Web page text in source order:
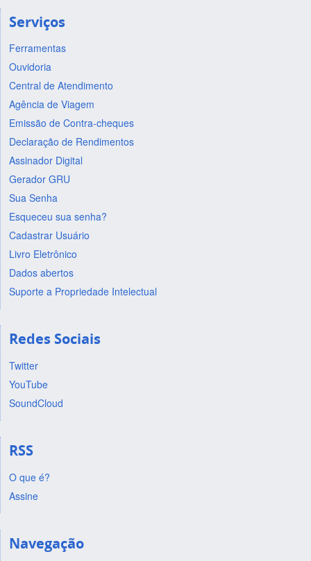
Serviços
Ferramentas
Ouvidoria
Central de Atendimento
Agência de Viagem
Emissão de Contra-cheques
Declaração de Rendimentos
Assinador Digital
Gerador GRU
Sua Senha
Esqueceu sua senha?
Cadastrar Usuário
Livro Eletrônico
Dados abertos
Suporte a Propriedade Intelectual
Redes Sociais
Twitter
YouTube
SoundCloud
RSS
O que é?
Assine
Navegação